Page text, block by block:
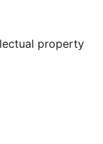
property